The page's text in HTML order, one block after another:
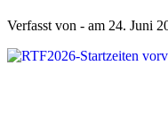
Verfasst von - am 24. Juni